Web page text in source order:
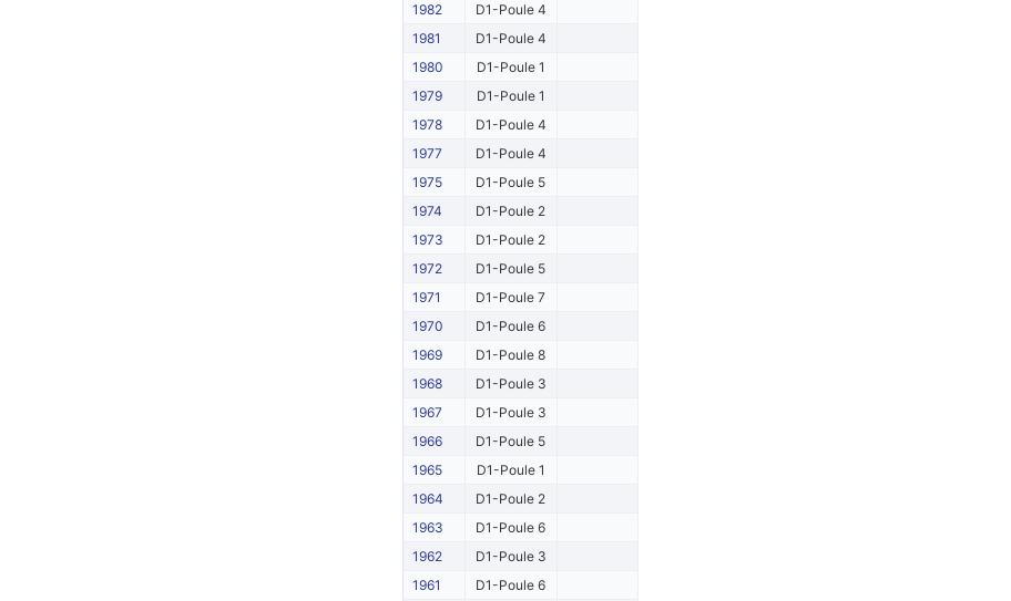
1982
D1-Poule 4
1981
D1-Poule 4
1980
D1-Poule 1
1979
D1-Poule 1
1978
D1-Poule 4
1977
D1-Poule 4
1975
D1-Poule 5
1974
D1-Poule 2
1973
D1-Poule 2
1972
D1-Poule 5
1971
D1-Poule 7
1970
D1-Poule 6
1969
D1-Poule 8
1968
D1-Poule 3
1967
D1-Poule 3
1966
D1-Poule 5
1965
D1-Poule 1
1964
D1-Poule 2
1963
D1-Poule 6
1962
D1-Poule 3
1961
D1-Poule 6